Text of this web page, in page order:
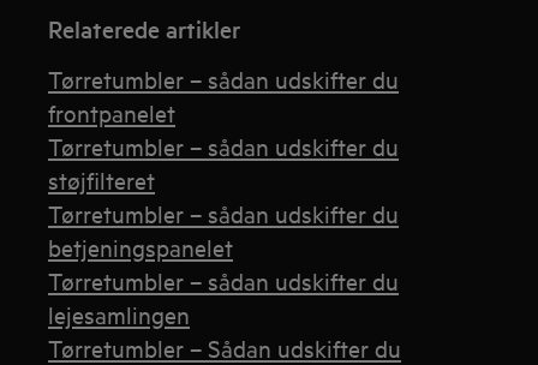
Relaterede artikler
Tørretumbler – sådan udskifter du
frontpanelet
Tørretumbler – sådan udskifter du
støjfilteret
Tørretumbler – sådan udskifter du
betjeningspanelet
Tørretumbler – sådan udskifter du
lejesamlingen
Tørretumbler – Sådan udskifter du